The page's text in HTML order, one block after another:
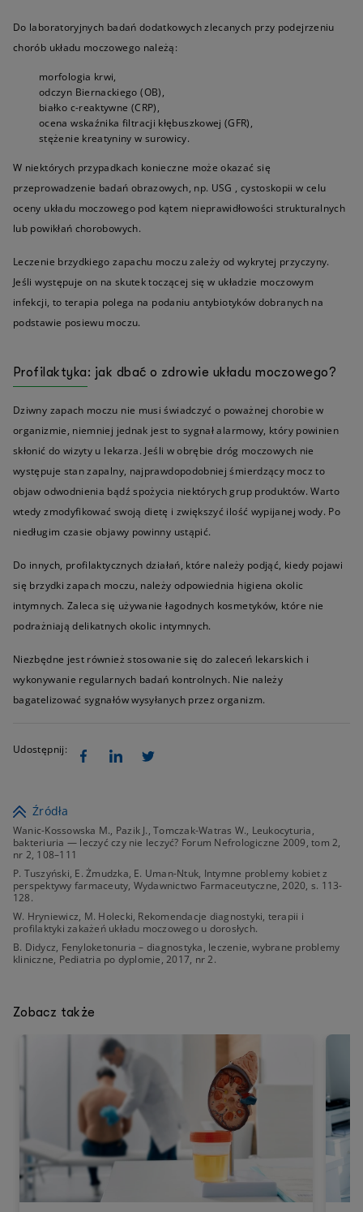
Do laboratoryjnych badań dodatkowych zlecanych przy podejrzeniu
chorób układu moczowego należą:
morfologia krwi,
odczyn Biernackiego (OB),
białko c-reaktywne (CRP),
ocena wskaźnika filtracji kłębuszkowej (GFR),
stężenie kreatyniny w surowicy.
W niektórych przypadkach konieczne może okazać się
przeprowadzenie badań obrazowych, np. USG , cystoskopii w celu
oceny układu moczowego pod kątem nieprawidłowości strukturalnych
lub powikłań chorobowych.
Leczenie brzydkiego zapachu moczu zależy od wykrytej przyczyny.
Jeśli występuje on na skutek toczącej się w układzie moczowym
infekcji, to terapia polega na podaniu antybiotyków dobranych na
podstawie posiewu moczu.
Profilaktyka: jak dbać o zdrowie układu moczowego?
Dziwny zapach moczu nie musi świadczyć o poważnej chorobie w
organizmie, niemniej jednak jest to sygnał alarmowy, który powinien
skłonić do wizyty u lekarza. Jeśli w obrębie dróg moczowych nie
występuje stan zapalny, najprawdopodobniej śmierdzący mocz to
objaw odwodnienia bądź spożycia niektórych grup produktów. Warto
wtedy zmodyfikować swoją dietę i zwiększyć ilość wypijanej wody. Po
niedługim czasie objawy powinny ustąpić.
Do innych, profilaktycznych działań, które należy podjąć, kiedy pojawi
się brzydki zapach moczu, należy odpowiednia higiena okolic
intymnych. Zaleca się używanie łagodnych kosmetyków, które nie
podrażniają delikatnych okolic intymnych.
Niezbędne jest również stosowanie się do zaleceń lekarskich i
wykonywanie regularnych badań kontrolnych. Nie należy
bagatelizować sygnałów wysyłanych przez organizm.
Udostępnij:
Źródła
Wanic-Kossowska M., Pazik J., Tomczak-Watras W., Leukocyturia,
bakteriuria — leczyć czy nie leczyć? Forum Nefrologiczne 2009, tom 2,
nr 2, 108–111
P. Tuszyński, E. Żmudzka, E. Uman-Ntuk, Intymne problemy kobiet z
perspektywy farmaceuty, Wydawnictwo Farmaceutyczne, 2020, s. 113-
128.
W. Hryniewicz, M. Holecki, Rekomendacje diagnostyki, terapii i
profilaktyki zakażeń układu moczowego u dorosłych.
B. Didycz, Fenyloketonuria – diagnostyka, leczenie, wybrane problemy
kliniczne, Pediatria po dyplomie, 2017, nr 2.
Zobacz także